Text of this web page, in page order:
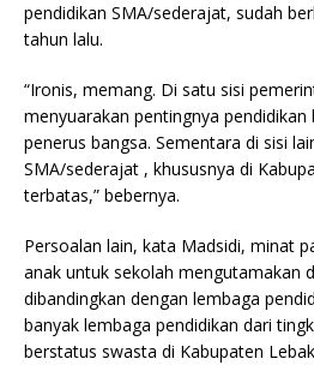
pendidikan SMA/sederajat, sudah
tahun lalu.
“Ironis, memang. Di satu sisi
menyuarakan pentingnya pendidikan
penerus bangsa. Sementara di sisi
SMA/sederajat , khususnya di
terbatas,” bebernya.
Persoalan lain, kata Madsidi, minat
anak untuk sekolah mengutamakan
dibandingkan dengan lembaga
banyak lembaga pendidikan dari
berstatus swasta di Kabupaten